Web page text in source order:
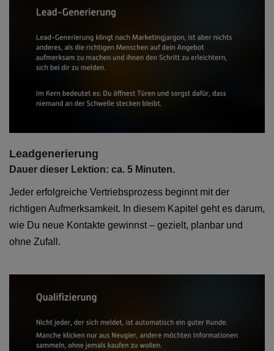
Leadgenerierung
Dauer dieser Lektion: ca. 5 Minuten.
Jeder erfolgreiche Vertriebsprozess beginnt mit der
richtigen Aufmerksamkeit. In diesem Kapitel geht es darum,
wie Du neue Kontakte gewinnst – gezielt, planbar und
ohne Zufall.